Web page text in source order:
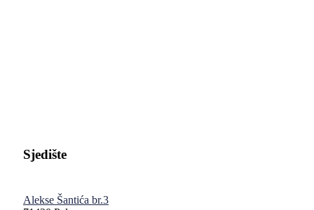
Sjedište
Alekse Šantića br.3